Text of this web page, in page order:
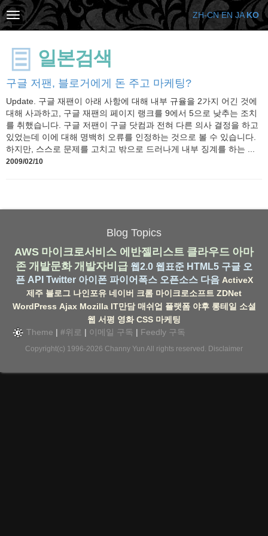
일본검색
구글 저팬, 블로거에게 돈 주고 마케팅?
Update. 구글 재팬이 아래 사항에 대해 내부 규율을 2가지 어긴 것에
대해 사과하고, 구글 재팬의 페이지 랭크를 9에서 5으로 낮추는 조치
를 취했습니다. 구글 저팬이 구글 닷컴과 전혀 다른 의사 결정을 하고
있었는데 이에 대해 명백히 오류를 인정하는 것으로 볼 수 있습니다.
하지만, 스스로 문제를 고치고 밖으로 드러나게 내부 징계를 하는 ...
2009/02/10
Blog Topics
AWS 마이크로서비스 에반젤리스트 클라우드 아마
존 개발문화 개발자비급 웹2.0 웹표준 HTML5 구글 오
픈 API Twitter 아이폰 파이어폭스 오픈소스 다음 ActiveX
제주 블로그 나인포유 네이버 크롬 마이크로소프트 ZDNet
WordPress Ajax Mozilla IT만담 매쉬업 플랫폼 야후 롱테일 소셜
웹 서평 영화 CSS 마케팅
Theme | #위로 | 이메일 구독 | Feedly 구독
Copyright(c) 1996-2026 Channy Yun All rights reserved. Disclaimer
ZH-CN EN JA KO